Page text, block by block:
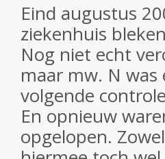
Eind augustus
ziekenhuis
Nog niet echt
maar mw. N
volgende
En opnieuw
opgelopen.